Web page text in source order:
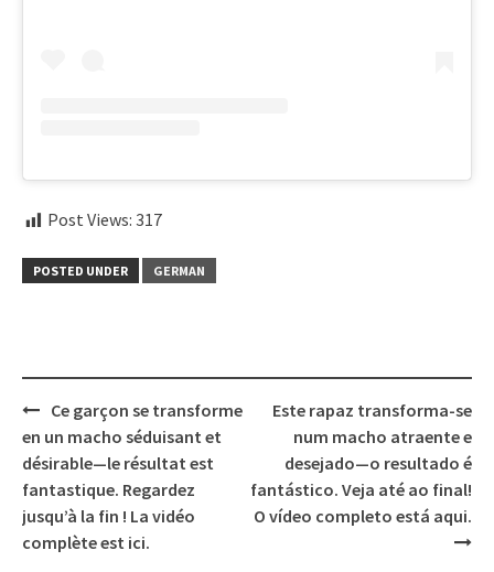
Post Views: 317
POSTED UNDER GERMAN
Post
navigation
Ce garçon se transforme
en un macho séduisant et
désirable—le résultat est
fantastique. Regardez
jusqu’à la fin ! La vidéo
complète est ici.
Este rapaz transforma-se
num macho atraente e
desejado—o resultado é
fantástico. Veja até ao final!
O vídeo completo está aqui.